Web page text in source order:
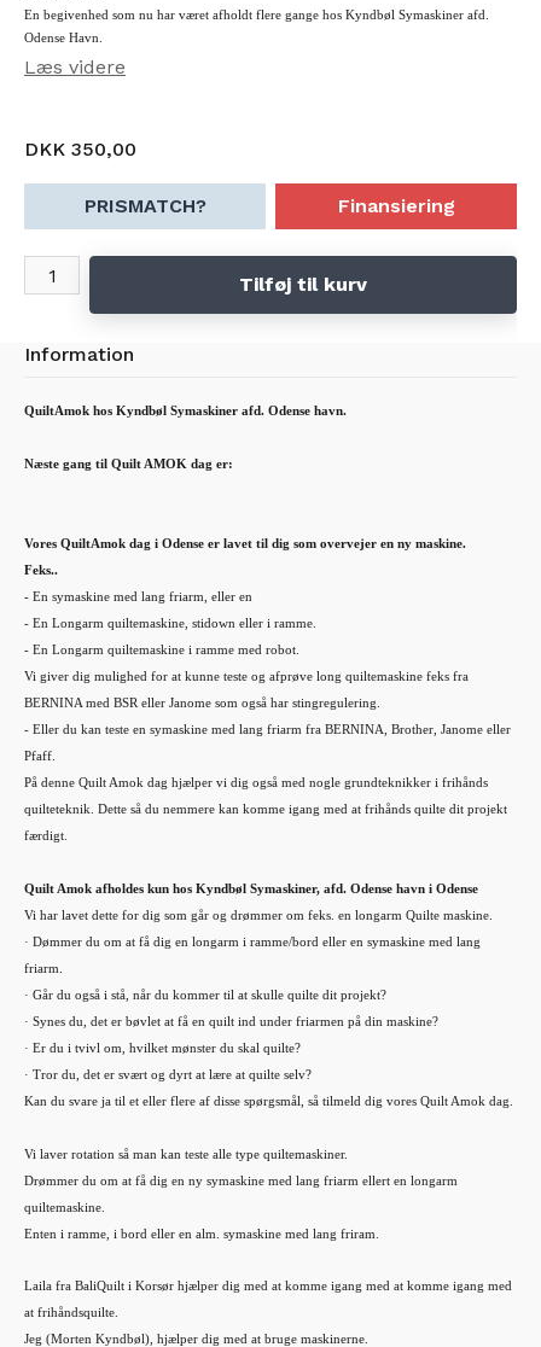
En begivenhed som nu har været afholdt flere gange hos Kyndbøl Symaskiner afd.
Odense Havn.
- Forplejning hele dagen.
- Du Låner / tester GRATIS en symaskine og en longarm quiltemaskine.
Vi laver rotation så man kan teste alle type quiltemaskiner.
Læs videre
DKK 350,00
PRISMATCH? Finansiering
Tilføj til kurv
Information
QuiltAmok hos Kyndbøl Symaskiner afd. Odense havn.
Næste gang til Quilt AMOK dag er:
Vores QuiltAmok dag i Odense er lavet til dig som overvejer en ny maskine.
Feks..
- En symaskine med lang friarm, eller en
- En Longarm quiltemaskine, stidown eller i ramme.
- En Longarm quiltemaskine i ramme med robot.
Vi giver dig mulighed for at kunne teste og afprøve long quiltemaskine feks fra
BERNINA med BSR eller Janome som også har stingregulering.
- Eller du kan teste en symaskine med lang friarm fra BERNINA, Brother, Janome eller
Pfaff.
På denne Quilt Amok dag hjælper vi dig også med nogle grundteknikker i frihånds
quilteteknik. Dette så du nemmere kan komme igang med at frihånds quilte dit projekt
færdigt.
Quilt Amok afholdes kun hos Kyndbøl Symaskiner, afd. Odense havn i Odense
Vi har lavet dette for dig som går og drømmer om feks. en longarm Quilte maskine.
· Dømmer du om at få dig en longarm i ramme/bord eller en symaskine med lang
friarm.
· Går du også i stå, når du kommer til at skulle quilte dit projekt?
· Synes du, det er bøvlet at få en quilt ind under friarmen på din maskine?
· Er du i tvivl om, hvilket mønster du skal quilte?
· Tror du, det er svært og dyrt at lære at quilte selv?
Kan du svare ja til et eller flere af disse spørgsmål, så tilmeld dig vores Quilt Amok dag.
Vi laver rotation så man kan teste alle type quiltemaskiner.
Drømmer du om at få dig en ny symaskine med lang friarm ellert en longarm
quiltemaskine.
Enten i ramme, i bord eller en alm. symaskine med lang friram.
Laila fra BaliQuilt i Korsør hjælper dig med at komme igang med at komme igang med
at frihåndsquilte.
Jeg (Morten Kyndbøl), hjælper dig med at bruge maskinerne.